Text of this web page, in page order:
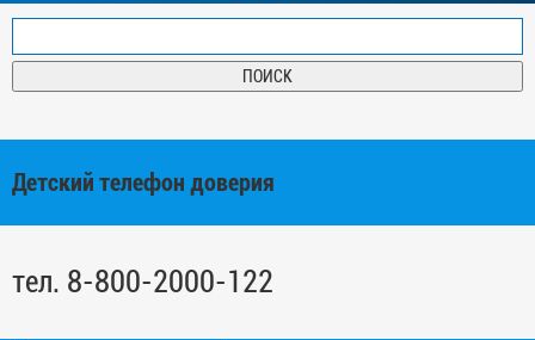
Детский телефон доверия
тел. 8-800-2000-122